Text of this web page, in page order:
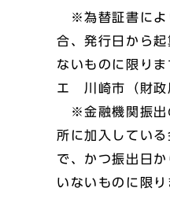
※為替証書によ
合、発行日から
ないものに限りま
エ 川崎市（財政
※金融機関振出
所に加入してい
で、かつ振出日
いないものに限り